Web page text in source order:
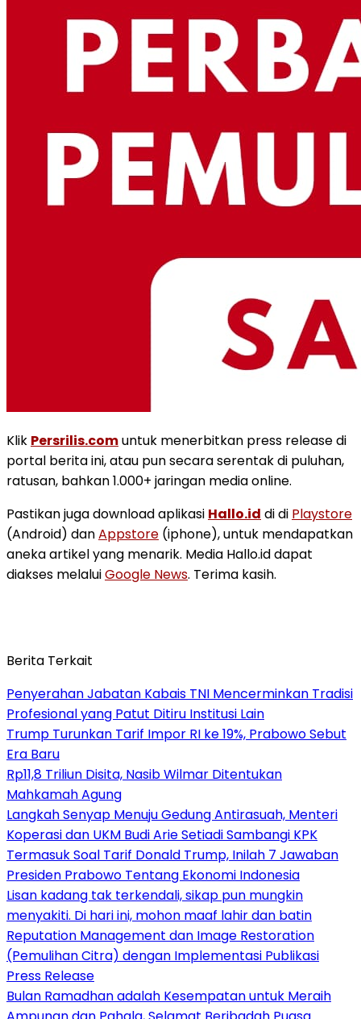
Klik Persrilis.comuntuk menerbitkan press release di
portal berita ini, atau pun secara serentak di puluhan,
ratusan, bahkan 1.000+ jaringan media online.
Pastikan juga download aplikasi Hallo.id di di Playstore
(Android) danAppstore (iphone), untuk mendapatkan
aneka artikel yang menarik. Media Hallo.id dapat
diakses melaluiGoogle News. Terima kasih.
Berita Terkait
Penyerahan Jabatan Kabais TNI Mencerminkan Tradisi
Profesional yang Patut Ditiru Institusi Lain
Trump Turunkan Tarif Impor RI ke 19%, Prabowo Sebut
Era Baru
Rp11,8 Triliun Disita, Nasib Wilmar Ditentukan
Mahkamah Agung
Langkah Senyap Menuju Gedung Antirasuah, Menteri
Koperasi dan UKM Budi Arie Setiadi Sambangi KPK
Termasuk Soal Tarif Donald Trump, Inilah 7 Jawaban
Presiden Prabowo Tentang Ekonomi Indonesia
Lisan kadang tak terkendali, sikap pun mungkin
menyakiti. Di hari ini, mohon maaf lahir dan batin
Reputation Management dan Image Restoration
(Pemulihan Citra) dengan Implementasi Publikasi
Press Release
Bulan Ramadhan adalah Kesempatan untuk Meraih